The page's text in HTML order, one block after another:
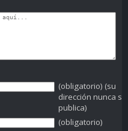
(obligatorio) (su
dirección nunca se
publica)
(obligatorio)